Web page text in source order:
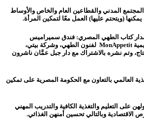
المدني والقطاعين العام والخاص والأوساط
يمكنها (ويتحتم عليها) العمل معًا لتمكين المرأة.
كتاب الطهي المصري: فندق سميراميس
MonAppetit لفنون الطهي، وشركة بيتي،
وتم نشره بالاشتراك مع دار جبل عمَّان ناشرون
العالمي بالتعاون مع الحكومة المصرية على تمكين
التعليم والتغذية الكافية والتدريب المهني
وبالتالي تحسين أمنهن الغذائي.